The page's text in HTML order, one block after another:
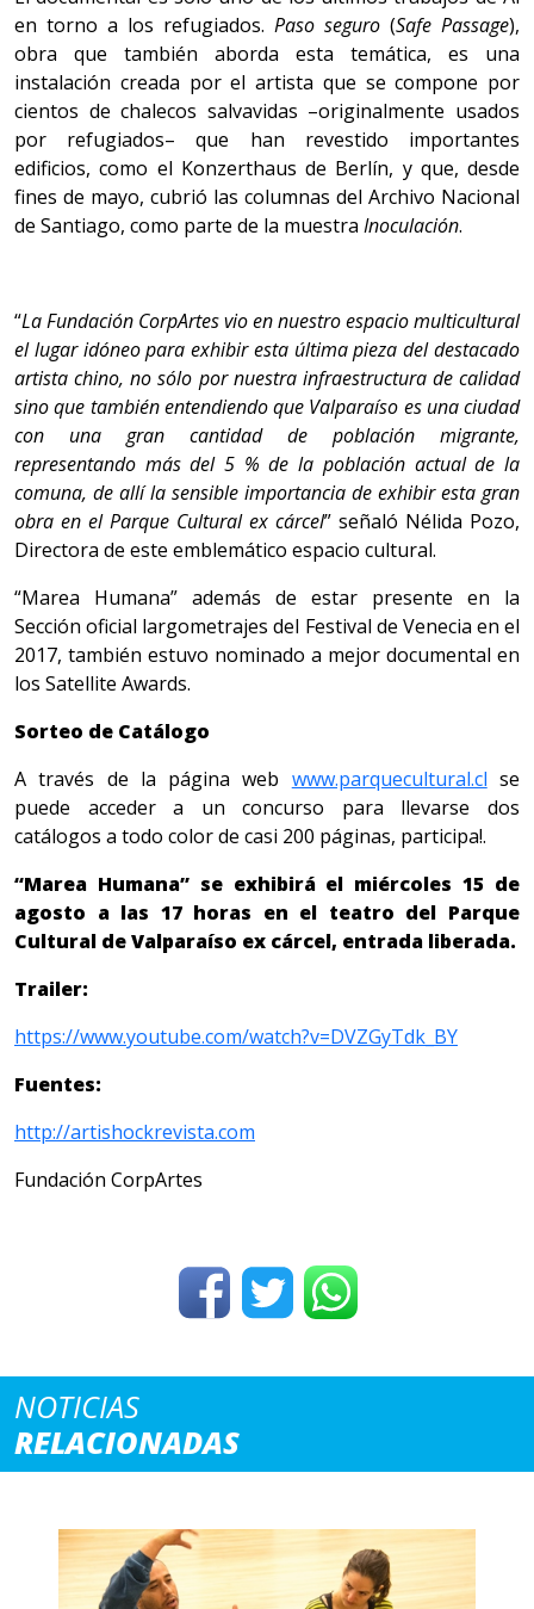
en torno a los refugiados. Paso seguro (Safe Passage),
obra que también aborda esta temática, es una
instalación creada por el artista que se compone por
cientos de chalecos salvavidas –originalmente usados
por refugiados– que han revestido importantes
edificios, como el Konzerthaus de Berlín, y que, desde
fines de mayo, cubrió las columnas del Archivo Nacional
de Santiago, como parte de la muestra Inoculación.
“La Fundación CorpArtes vio en nuestro espacio multicultural
el lugar idóneo para exhibir esta última pieza del destacado
artista chino, no sólo por nuestra infraestructura de calidad
sino que también entendiendo que Valparaíso es una ciudad
con una gran cantidad de población migrante,
representando más del 5 % de la población actual de la
comuna, de allí la sensible importancia de exhibir esta gran
obra en el Parque Cultural ex cárcel” señaló Nélida Pozo,
Directora de este emblemático espacio cultural.
“Marea Humana” además de estar presente en la
Sección oficial largometrajes del Festival de Venecia en el
2017, también estuvo nominado a mejor documental en
los Satellite Awards.
Sorteo de Catálogo
A través de la página web www.parquecultural.cl se
puede acceder a un concurso para llevarse dos
catálogos a todo color de casi 200 páginas, participa!.
“Marea Humana” se exhibirá el miércoles 15 de
agosto a las 17 horas en el teatro del Parque
Cultural de Valparaíso ex cárcel, entrada liberada.
Trailer:
https://www.youtube.com/watch?v=DVZGyTdk_BY
Fuentes:
http://artishockrevista.com
Fundación CorpArtes
NOTICIAS
RELACIONADAS